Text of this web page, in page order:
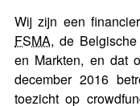
Wij zijn een
FSMA, de
en Markten, en dat
december 2016
toezicht op